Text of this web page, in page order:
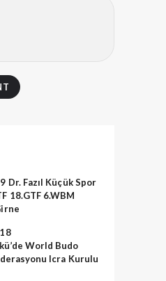
Dr. Fazıl Küçük Spor
18.GTF 6.WBM
World Budo
Icra Kurulu